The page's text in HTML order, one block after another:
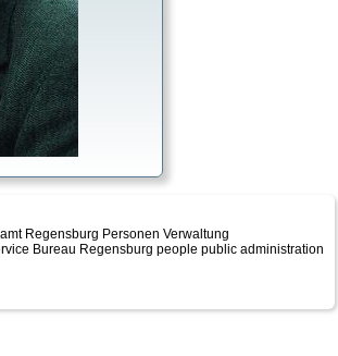
Regensburg Personen Verwaltung
Bureau Regensburg people public administration